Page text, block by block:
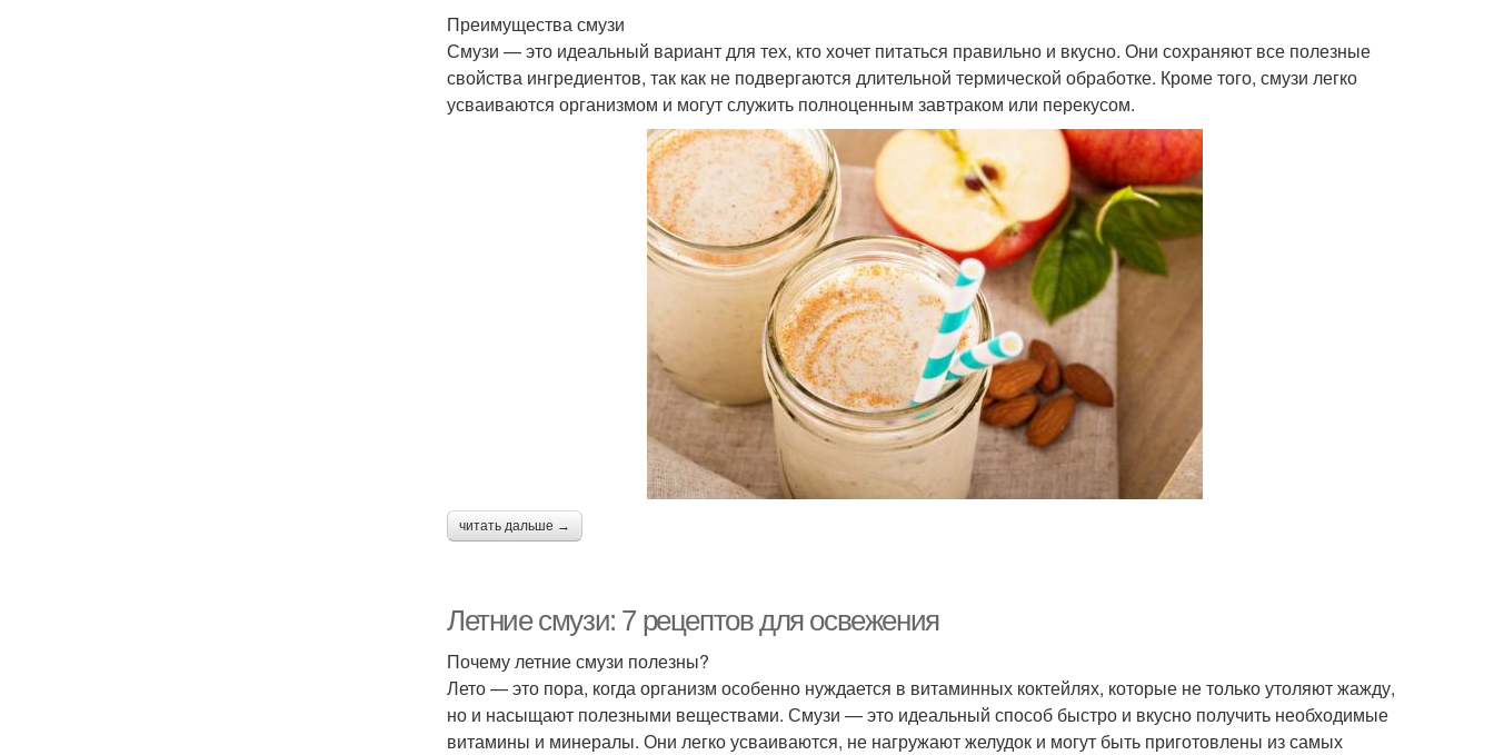
Преимущества смузи
Смузи — это идеальный вариант для тех, кто хочет питаться правильно и вкусно. Они сохраняют все полезные
свойства ингредиентов, так как не подвергаются длительной термической обработке. Кроме того, смузи легко
усваиваются организмом и могут служить полноценным завтраком или перекусом.
читать дальше →
Летние смузи: 7 рецептов для освежения
Почему летние смузи полезны?
Лето — это пора, когда организм особенно нуждается в витаминных коктейлях, которые не только утоляют жажду,
но и насыщают полезными веществами. Смузи — это идеальный способ быстро и вкусно получить необходимые
витамины и минералы. Они легко усваиваются, не нагружают желудок и могут быть приготовлены из самых